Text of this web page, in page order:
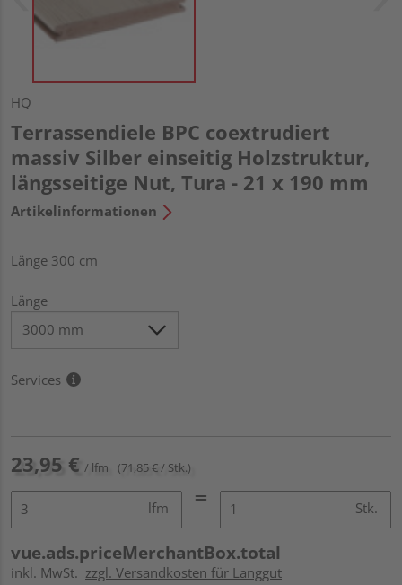
HQ
Terrassendiele BPC coextrudiert
massiv Silber einseitig Holzstruktur,
längsseitige Nut, Tura - 21 x 190 mm
Artikelinformationen
Länge 300 cm
Länge
Services
23,95 € / lfm (71,85 € / Stk.)
lfm Stk.
vue.ads.priceMerchantBox.total
inkl. MwSt. zzgl. Versandkosten für Langgut